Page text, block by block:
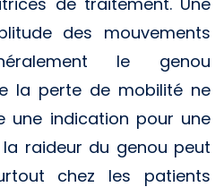
des mouvements
le genou
la perte de mobilité ne
une indication pour une
raideur du genou peut
chez les patients